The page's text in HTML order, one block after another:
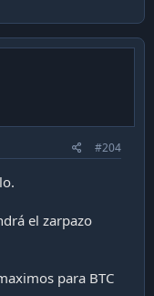
#204
el zarpazo
para BTC